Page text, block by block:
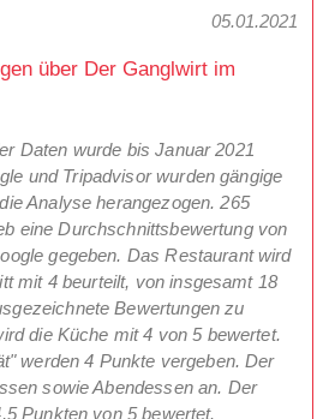
05.01.2021
über Der Ganglwirt im
Daten wurde bis Januar 2021
und Tripadvisor wurden gängige
Analyse herangezogen. 265
eine Durchschnittsbewertung von
gegeben. Das Restaurant wird
mit 4 beurteilt, von insgesamt 18
Bewertungen zu
die Küche mit 4 von 5 bewertet.
werden 4 Punkte vergeben. Der
sowie Abendessen an. Der
Punkten von 5 bewertet.